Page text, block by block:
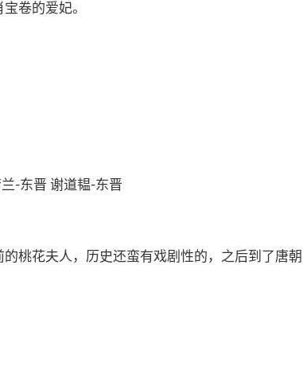
卷的爱妃。
-东晋 谢道韫-东晋
桃花夫人，历史还蛮有戏剧性的，之后到了唐朝